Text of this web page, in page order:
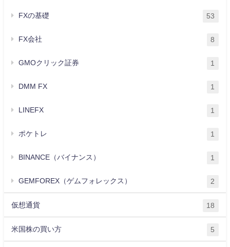
FXの基礎 53
FX会社 8
GMOクリック証券 1
DMM FX 1
LINEFX 1
ポケトレ 1
BINANCE（バイナンス） 1
GEMFOREX（ゲムフォレックス） 2
仮想通貨 18
米国株の買い方 5